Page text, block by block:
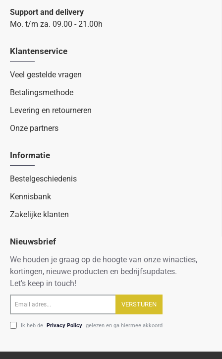
Support and delivery
Mo. t/m za. 09.00 - 21.00h
Klantenservice
Veel gestelde vragen
Betalingsmethode
Levering en retourneren
Onze partners
Informatie
Bestelgeschiedenis
Kennisbank
Zakelijke klanten
Nieuwsbrief
We houden je graag op de hoogte van onze winacties,
kortingen, nieuwe producten en bedrijfsupdates.
Let's keep in touch!
adres...
VERSTUREN
Ik heb de Privacy Policy gelezen en ga hiermee akkoord